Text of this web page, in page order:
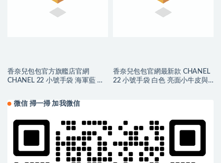
香奈兒包包官方旗艦店官網
CHANEL 22 小號手袋 海軍藍 小
香奈兒包包官網最新款 CHANEL
22 小號手袋 白色 亮面小牛皮與
微信 掃一掃 加我微信